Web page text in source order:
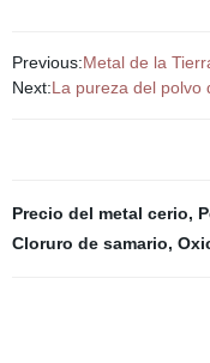
Previous:Metal de la
Next:La pureza del polvo
Precio del metal cerio,
Cloruro de samario,